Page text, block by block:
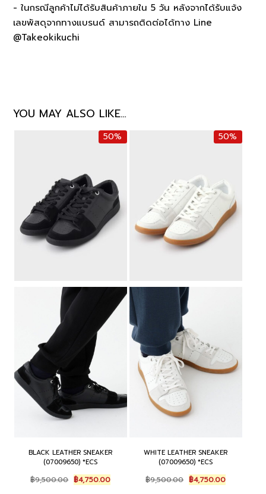
- ในกรณีลูกค้าไม่ได้รับสินค้าภายใน 5 วัน หลังจากได้รับแจ้ง
เลขพัสดุจากทางแบรนด์ สามารถติดต่อได้ทาง Line
@Takeokikuchi
YOU MAY ALSO LIKE…
50%
BLACK LEATHER SNEAKER
(07009650) *ECS
฿9,500.00 Original
price
฿4,750.00Current
price
50%
WHITE LEATHER SNEAKER
(07009650) *ECS
฿9,500.00 Original
price
฿4,750.00Current
price